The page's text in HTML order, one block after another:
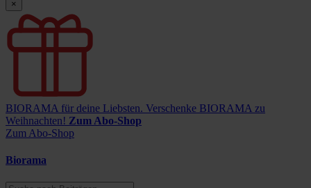
×
BIORAMA für deine Liebsten. Verschenke BIORAMA zu
Weihnachten! Zum Abo-Shop
Zum Abo-Shop
Biorama